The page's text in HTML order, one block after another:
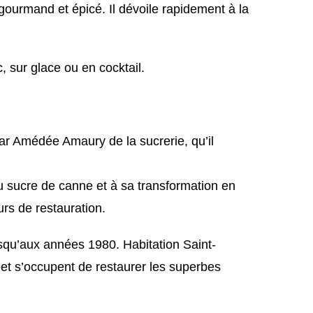
et épicé. Il dévoile rapidement à la
sur glace ou en cocktail.
Amédée Amaury de la sucrerie, qu’il
sucre de canne et à sa transformation en
de restauration.
années 1980. Habitation Saint-
s’occupent de restaurer les superbes